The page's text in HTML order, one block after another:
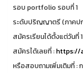
รอบ portfolio รอบที่ 1
ระดับปริญญาตรี (ภาคป
สมัครเรียนได้ตั้งแต่วันที่
สมัครได้เลยที่ :https://
หรือสอบถามเพิ่มเติมที่ :